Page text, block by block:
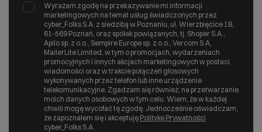
Wyrażam zgodę na przekazywanie mi informacji
marketingowych na temat usług świadczonych przez
cyber_Folks S.A. z siedzibą w Poznaniu, ul. Wierzbięcice 1B,
61-569 Poznań, oraz spółek powiązanych, tj. Shoper S.A.,
Apilo sp. z o.o., Sempire Europe sp. z o.o., Vercom S.A,
MailerLite Limited, w tym o promocjach, wydarzeniach
promocyjnych i innych akcjach marketingowych w postaci
wiadomości oraz w trakcie połączeń głosowych
wykonywanych przez telefon lub inne urządzenie
telekomunikacyjne. Zgadzam się również, na przetwarzanie
moich danych osobowych w tym celu. Wiem, że w każdej
chwili mogę wycofać tę zgodę. Jednocześnie oświadczam,
że zapoznałem się i akceptuję Politykę Prywatności
cyber_Folks S.A.